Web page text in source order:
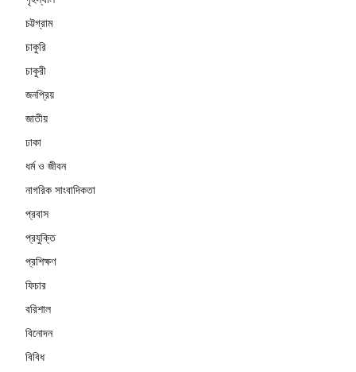
চট্টগ্রাম
চাকুরি
চাকুরী
জনপ্রিয়
জাতীয়
ঢাকা
ধর্ম ও জীবন
নাগরিক সাংবাদিকতা
প্রবাস
প্রযুক্তি
প্রশিক্ষণ
ফিচার
বরিশাল
বিনোদন
বিবিধ